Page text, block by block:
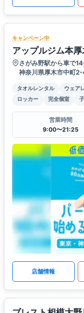
キャンペーン中
アップルジム本
さがみ野駅から車で
神奈川県厚木市中町
タオルレンタル ウェア
ロッカー
完全個室
営業時間
9:00〜21:25
店舗情報